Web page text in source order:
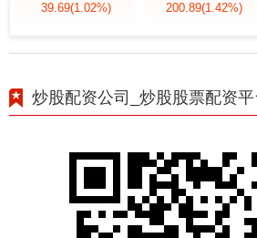
39.69(1.02%) 200.89(1.42%)
炒股配资公司_炒股股票配资